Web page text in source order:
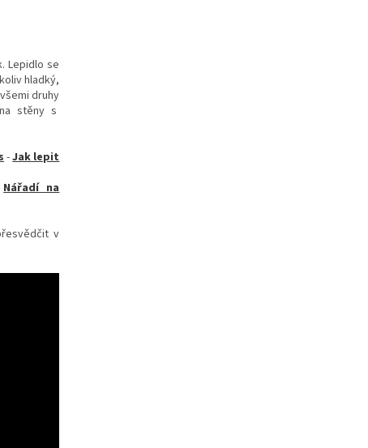
Lepidlo se
hladký,
druhy
stěny s
-Jak lepit
Nářadí na
v